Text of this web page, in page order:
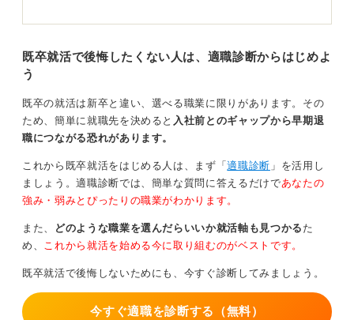
す。
一方のデメリットは、復職後に環境が大きく変わらない
次に、退職のメリットは、環境をリセットして新しい働
き方を選べることです。完全に仕事から離れることで、
心身の回復が早まる人も多いです。
しかし、退職直後は収入が途絶えるため、転職活動を始
めるタイミングや生活の見通しを立てておくことが重要
です。
心身の回復を第一に考えるなら休職という選択肢が
有効
す。心身の回復が最優先であれば、まずは休職を選び、
既卒就活で後悔したくない人は、適職診断からはじめよ
う
既卒の就活は新卒と違い、選べる職業に限りがあります。その
ため、簡単に就職先を決めると 入社前とのギャップから早期退
職につながる恐れがあります。
これから既卒就活をはじめる人は、まず「適職診断 」を活用し
ましょう。適職診断では、簡単な質問に答えるだけであなたの
強み・弱みとぴったりの職業がわかります。
また、 どのような職業を選んだらいいか就活軸も見つかる た
め、 これから就活を始める今に取り組むのがベストです。
既卒就活で後悔しないためにも、今すぐ診断してみましょう。
今すぐ適職を診断する（無料）